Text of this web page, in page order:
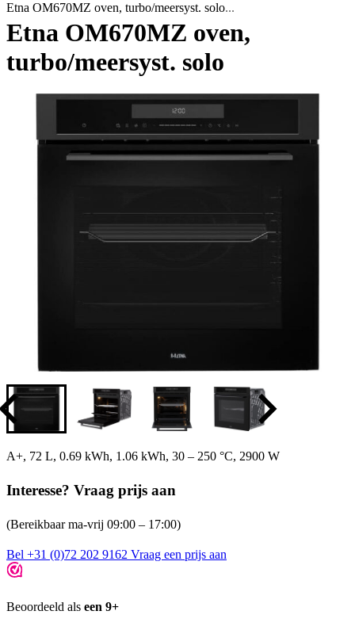
Etna OM670MZ oven, turbo/meersyst. solo
Etna OM670MZ oven,
turbo/meersyst. solo
A+, 72 L, 0.69 kWh, 1.06 kWh, 30 – 250 °C, 2900 W
Interesse? Vraag prijs aan
(Bereikbaar ma-vrij 09:00 – 17:00)
Bel +31 (0)72 202 9162 Vraag een prijs aan
Beoordeeld als een 9+